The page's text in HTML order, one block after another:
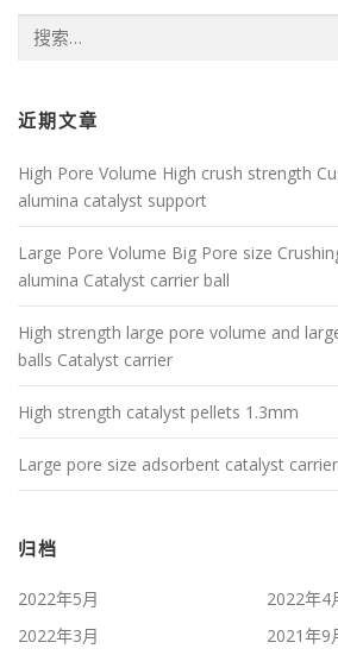
索：
近期文章
High Pore Volume High crush strength
alumina catalyst support
Large Pore Volume Big Pore size
alumina Catalyst carrier ball
High strength large pore volume and
balls Catalyst carrier
High strength catalyst pellets 1.3mm
Large pore size adsorbent catalyst
归档
2022年5月
2022年4
2022年3月
2021年9